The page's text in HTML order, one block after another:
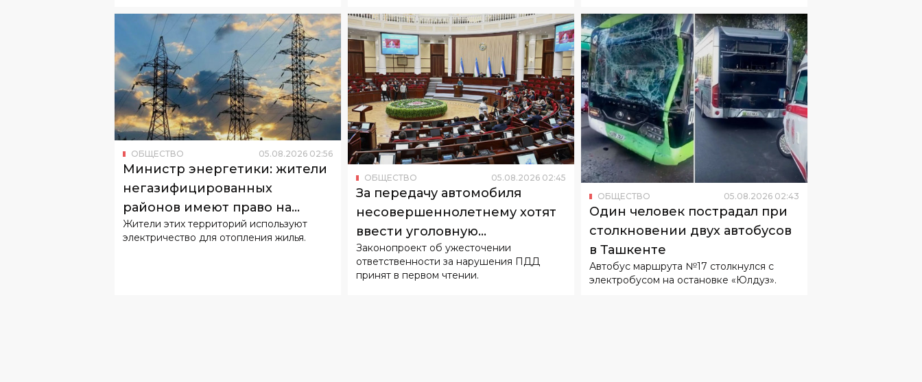
ОБЩЕСТВО 05.08.2026 02:56
Министр энергетики: жители
негазифицированных
районов имеют право на
льготный тариф
Жители этих территорий используют
электричество для отопления жилья.
ОБЩЕСТВО 05.08.2026 02:45
За передачу автомобиля
несовершеннолетнему хотят
ввести уголовную
ответственность
Законопроект об ужесточении
принят в первом чтении.
ОБЩЕСТВО 08 2026 02:43
Один человек пострадал при
столкновении двух автобусов
в Ташкенте
Автобус маршрута №17 столкнулся с
электробусом на остановке «Юлдуз».